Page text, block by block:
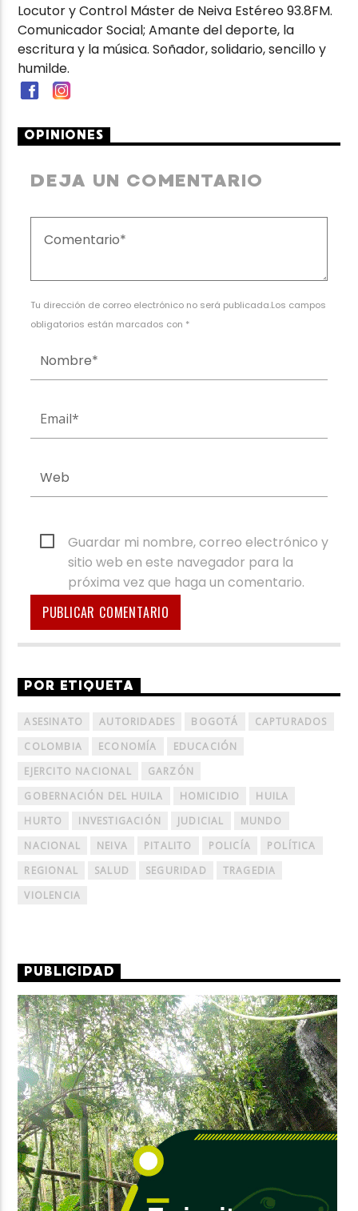
Locutor y Control Máster de Neiva Estéreo 93.8FM.
Comunicador Social; Amante del deporte, la
escritura y la música. Soñador, solidario, sencillo y
humilde.
OPINIONES
DEJA UN COMENTARIO
Tu dirección de correo electrónico no será publicada.Los campos
obligatorios están marcados con *
Guardar mi nombre, correo electrónico y
sitio web en este navegador para la
próxima vez que haga un comentario.
POR ETIQUETA
ASESINATO AUTORIDADES BOGOTÁ
CAPTURADOS
COLOMBIA
ECONOMÍA
EDUCACIÓN
EJERCITO NACIONAL
GARZÓN
GOBERNACIÓN DEL HUILA
HOMICIDIO
HUILA
HURTO
INVESTIGACIÓN JUDICIAL
MUNDO
NACIONAL
NEIVA PITALITO POLICÍA
POLÍTICA
REGIONAL
SALUD SEGURIDAD
TRAGEDIA
VIOLENCIA
PUBLICIDAD